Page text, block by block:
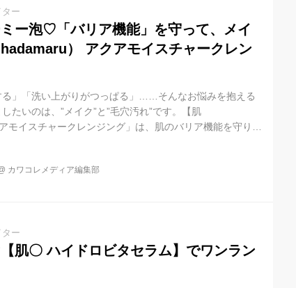
ー
ー泡♡「バリア機能」を守って、メイ
） アクアモイスチャークレン
る」「洗い上がりがつっぱる」……そんなお悩みを抱える
たいのは、”メイク”と”毛穴汚れ”です。【肌
イスチャークレンジング」は、肌のバリア機能を守りな
きる新感覚の自己発泡型クレンジング。泡が自ら成長
すらずに優しくメイクを落とせます。
カワコレメディア編集部
ー
肌〇 ハイドロビタセラム】でワンラン